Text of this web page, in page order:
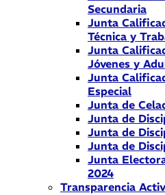
Secundaria
Junta
Técnica y
Junta
Jóvenes y
Junta
Especial
Junta de
Junta de
Junta de
Junta de
Junta
2024
Transparencia